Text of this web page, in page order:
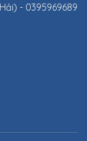
- 0395969689